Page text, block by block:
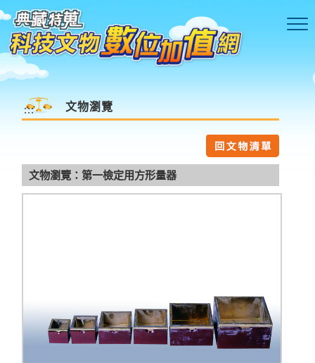
跳到主要內容區塊
::: 文物瀏覽
文物瀏覽：第一檢定用方形量器